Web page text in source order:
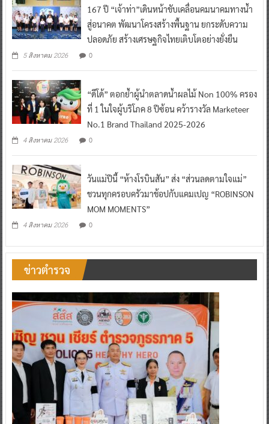
167 ปี “เจ้าท่า”เดินหน้าขับเคลื่อนคมนาคมทางน้ำ
สู่อนาคต พัฒนาโครงสร้างพื้นฐาน ยกระดับความ
ปลอดภัย สร้างเศรษฐกิจไทยเติบโตอย่างยั่งยืน
5 สิงหาคม 2026 0
“ดีโด้” ตอกย้ำผู้นำตลาดน้ำผลไม้ Non 100% ครอง
ที่ 1 ในใจผู้บริโภค 8 ปีซ้อน คว้ารางวัล Marketeer
No.1 Brand Thailand 2025-2026
4 สิงหาคม 2026 0
วันแม่ปีนี้ “ห้างโรบินสัน” ส่ง “ส่วนลดตามใจแม่”
ชวนทุกครอบครัวมาช้อปกับแคมเปญ “ROBINSON
MOM MOMENTS”
4 สิงหาคม 2026 0
ข่าวตำรวจ